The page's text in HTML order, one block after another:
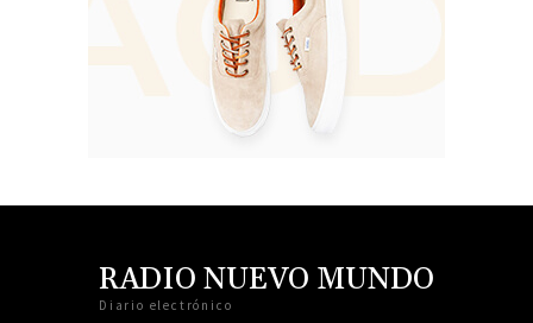
RADIO NUEVO MUNDO
Diario electrónico